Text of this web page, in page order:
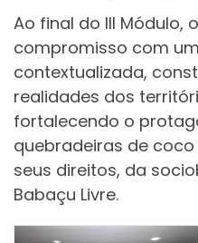
Ao final do III Módulo,
compromisso com
contextualizada,
realidades dos
fortalecendo o
quebradeiras de
seus direitos, da
Babaçu Livre.